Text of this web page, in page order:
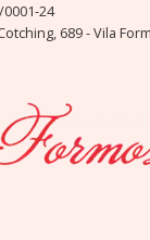
0001-24
689 - Vila